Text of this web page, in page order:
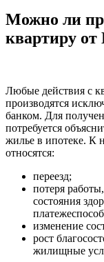
Можно ли
квартиру
Любые действия с
производятся
банком. Для
потребуется
жилье в ипотеке. К
относятся:
переезд;
потеря
состояния
изменение
рост
жилищные